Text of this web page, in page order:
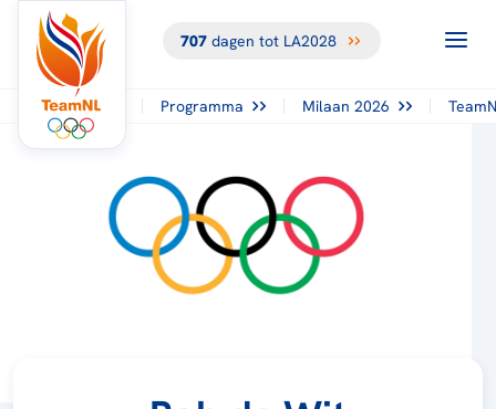
707dagen tot LA2028
Programma Milaan 2026